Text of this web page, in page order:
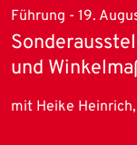
Führung - 19.
und
mit Heike